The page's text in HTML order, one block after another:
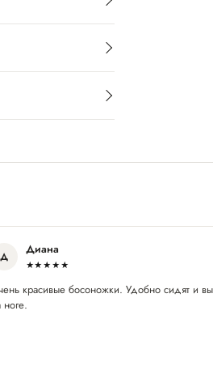
Д Диана
★★★★★
красивые босоножки. Удобно сидят и
ноге.